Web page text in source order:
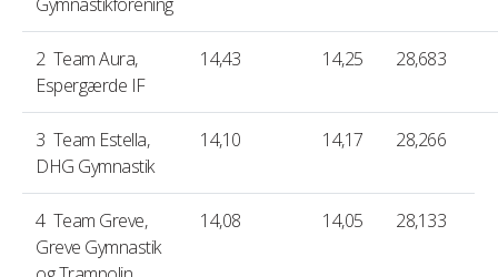
2 Team Aura,
Espergærde IF
14,43 14,25 28,683
3 Team Estella,
DHG Gymnastik
14,10 14,17 28,266
4 Team Greve,
Greve Gymnastik
14,08 14,05 28,133